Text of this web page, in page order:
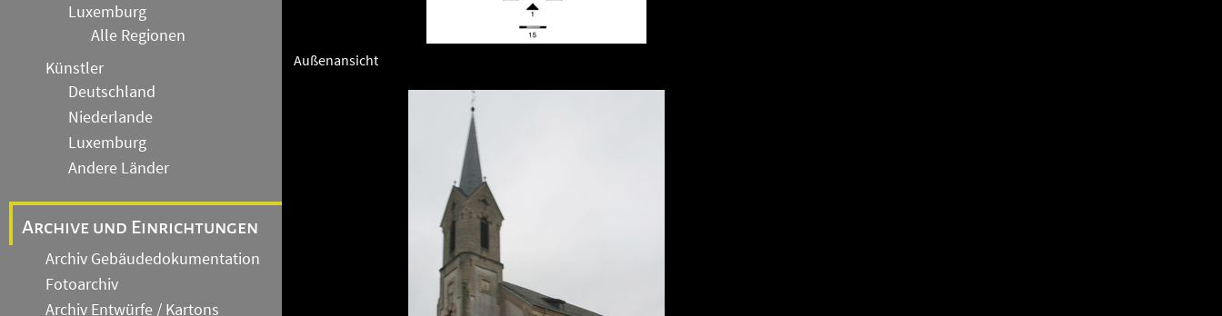
Luxemburg
Alle Regionen
Künstler
Deutschland
Niederlande
Luxemburg
Andere Länder
Archive und Einrichtungen
Archiv Gebäudedokumentation
Fotoarchiv
Archiv Entwürfe / Kartons
Außenansicht